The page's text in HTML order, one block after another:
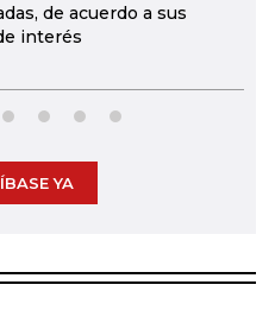
de acuerdo a sus
interés
YA